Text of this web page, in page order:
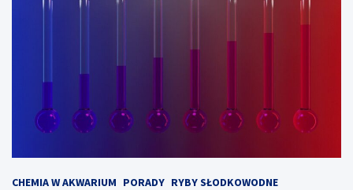
CHEMIA W AKWARIUM PORADY RYBY SŁODKOWODNE